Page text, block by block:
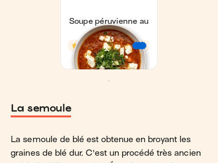
La semoule
La semoule de blé est obtenue en broyant les
graines de blé dur. C'est un procédé très ancien